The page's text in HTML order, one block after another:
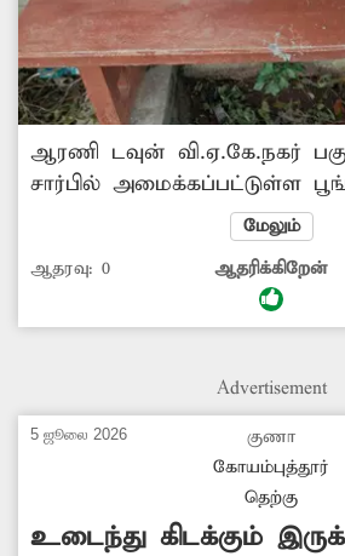
ஆரணி டவுன் வி.ஏ.கே.நகர்
சார்பில் அமைக்கப்பட்டுள்ள
சிமெண்டு இருக்கைகள்
அதில் பொதுமக்கள் அமர
உள்ளது. தற்போது லேசான
செய்து மக்கள் பயன்பாட்டுக்கு
அகற்ற வேண்டிய நிலை
ஆரணி.
மேலும்
ஆதரவு: 0 ஆதரிக்கிறேன்
Advertisement
5 ஜூலை 2026
குணா
கோயம்புத்தூர்
தெற்கு
உடைந்து கிடக்கும்